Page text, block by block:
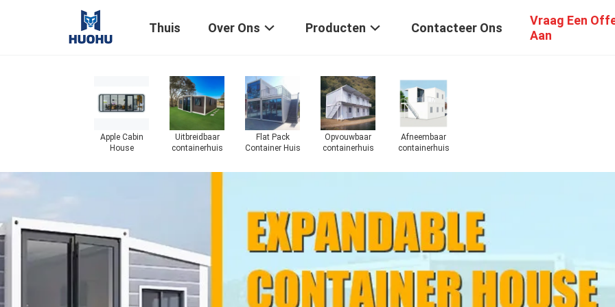
Thuis Over Ons Producten Contacteer Ons
Vraag Een
Aan
Apple Cabin
House
Uitbreidbaar
containerhuis
Flat Pack
Container Huis
Opvouwbaar
containerhuis
Afneembaar
containerhuis